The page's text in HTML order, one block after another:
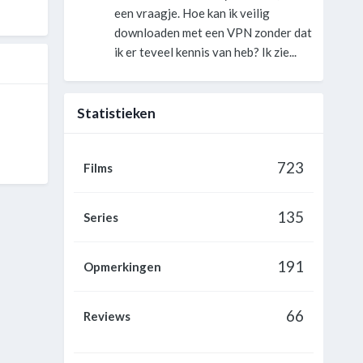
een vraagje. Hoe kan ik veilig
downloaden met een VPN zonder dat
ik er teveel kennis van heb? Ik zie...
Statistieken
Films 723
Series 135
Opmerkingen 191
Reviews 66